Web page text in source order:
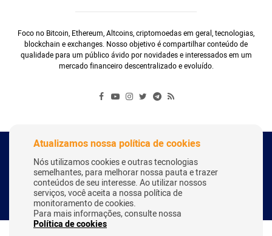
Foco no Bitcoin, Ethereum, Altcoins, criptomoedas em geral, tecnologias,
blockchain e exchanges. Nosso objetivo é compartilhar conteúdo de
qualidade para um público ávido por novidades e interessados em um
mercado financeiro descentralizado e evoluído.
Copyright Webitcoin 2018 - Todos os Direitos Reservados
Desenvolvido por: Herick Correa
Atualizamos nossa política de cookies
Nós utilizamos cookies e outras tecnologias
semelhantes, para melhorar nossa pauta e trazer
conteúdos de seu interesse. Ao utilizar nossos
serviços, você aceita a nossa política de
monitoramento de cookies.
Para mais informações, consulte nossa
Política de cookies